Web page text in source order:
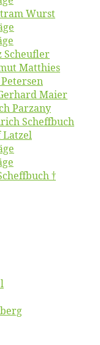
Wurst
Scheufler
Matthies
Maier
Parzany
Scheffbuch
Latzel
†